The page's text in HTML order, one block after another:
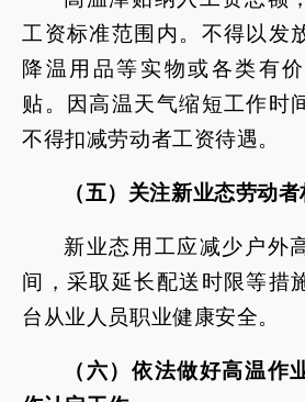
工资标准范围内。不得以发
降温用品等实物或各类有
贴。因高温天气缩短工作时
不得扣减劳动者工资待遇。
（五）关注新业态劳动
新业态用工应减少户外
间，采取延长配送时限等措
台从业人员职业健康安全。
（六）依法做好高温作